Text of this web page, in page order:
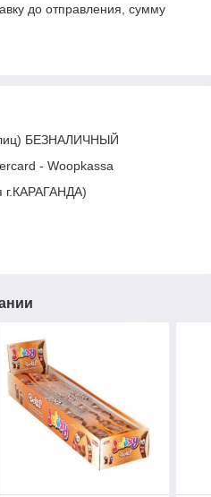
до отправления, сумму
БЕЗНАЛИЧНЫЙ
- Woopkassa